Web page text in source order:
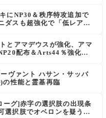
にNP30＆秩序特攻追加で
ダスも超強化で「低レアと
とアマデウスが強化、アマ
配布＆Arts44％強化に
ーヴァント ハサン・サッバ
の性能と霊基再臨
ーグ]赤字の選択肢の出現条
選択肢でオベロンを疑う選